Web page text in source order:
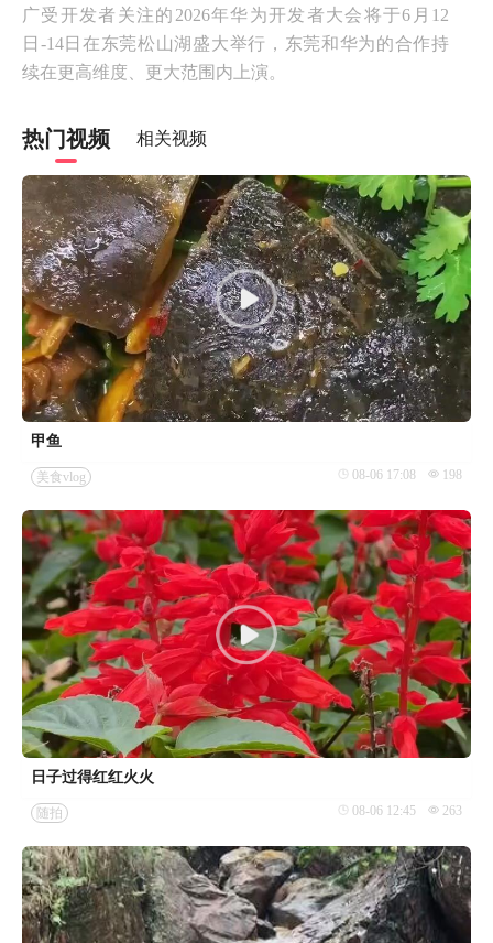
广受开发者关注的2026年华为开发者大会将于6月12
日-14日在东莞松山湖盛大举行，东莞和华为的合作持
续在更高维度、更大范围内上演。
热门视频 相关视频
甲鱼
美食vlog 08-06 17:08 198
日子过得红红火火
随拍 08-06 12:45 263